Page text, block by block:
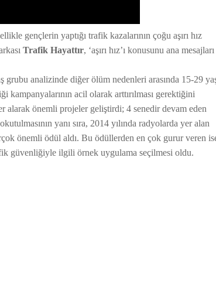
gençlerin yaptığı trafik kazalarının çoğu aşırı hız
Trafik Hayattır, ‘aşırı hız’ı konusunu ana mesajları
analizinde diğer ölüm nedenleri arasında 15-29
acil olarak arttırılması gerektiğini
alarak önemli projeler geliştirdi; 4 senedir devam eden
yanı sıra, 2014 yılında radyolarda yer alan
önemli ödül aldı. Bu ödüllerden en çok gurur veren
güvenliğiyle ilgili örnek uygulama seçilmesi oldu.